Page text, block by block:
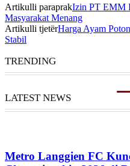
Artikulli paraprakIzin PT EMM
Masyarakat Menang
Artikulli tjetërHarga Ayam
Stabil
TRENDING
LATEST NEWS
Metro Langgien FC